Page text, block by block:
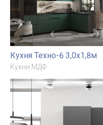
Кухня Техно-6 3,0х1,8м
Кухни МДФ